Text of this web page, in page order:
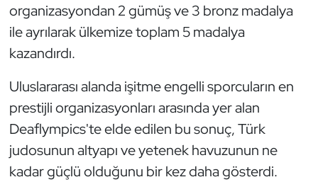
organizasyondan 2 gümüş ve 3 bronz madalya
ile ayrılarak ülkemize toplam 5 madalya
kazandırdı.
Uluslararası alanda işitme engelli sporcuların en
prestijli organizasyonları arasında yer alan
Deaflympics'te elde edilen bu sonuç, Türk
judosunun altyapı ve yetenek havuzunun ne
kadar güçlü olduğunu bir kez daha gösterdi.
Futsal
Genel
Golf
Güreş
Halter